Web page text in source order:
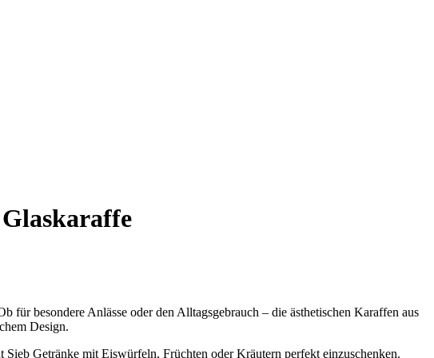
für besondere Anlässe oder den Alltagsgebrauch – die ästhetischen Karaffen aus
Design.
Getränke mit Eiswürfeln, Früchten oder Kräutern perfekt einzuschenken.